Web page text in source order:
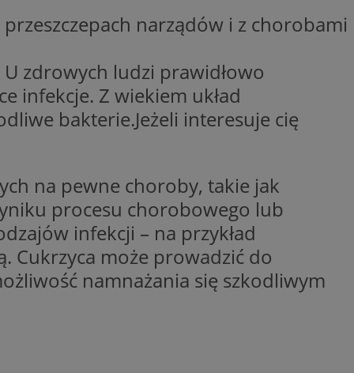
narządów i z chorobami
zdrowych ludzi prawidłowo
infekcje. Z wiekiem układ
bakterie.Jeżeli interesuje cię
na pewne choroby, takie jak
procesu chorobowego lub
infekcji – na przykład
Cukrzyca może prowadzić do
namnażania się szkodliwym
ludzi i
internetowej,
raportów
usługę Cookie-
na pliki cookie.
Cookie-
do
- co
który
w
Bidswitch